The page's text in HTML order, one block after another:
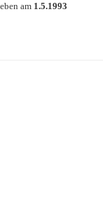
am 1.5.1993